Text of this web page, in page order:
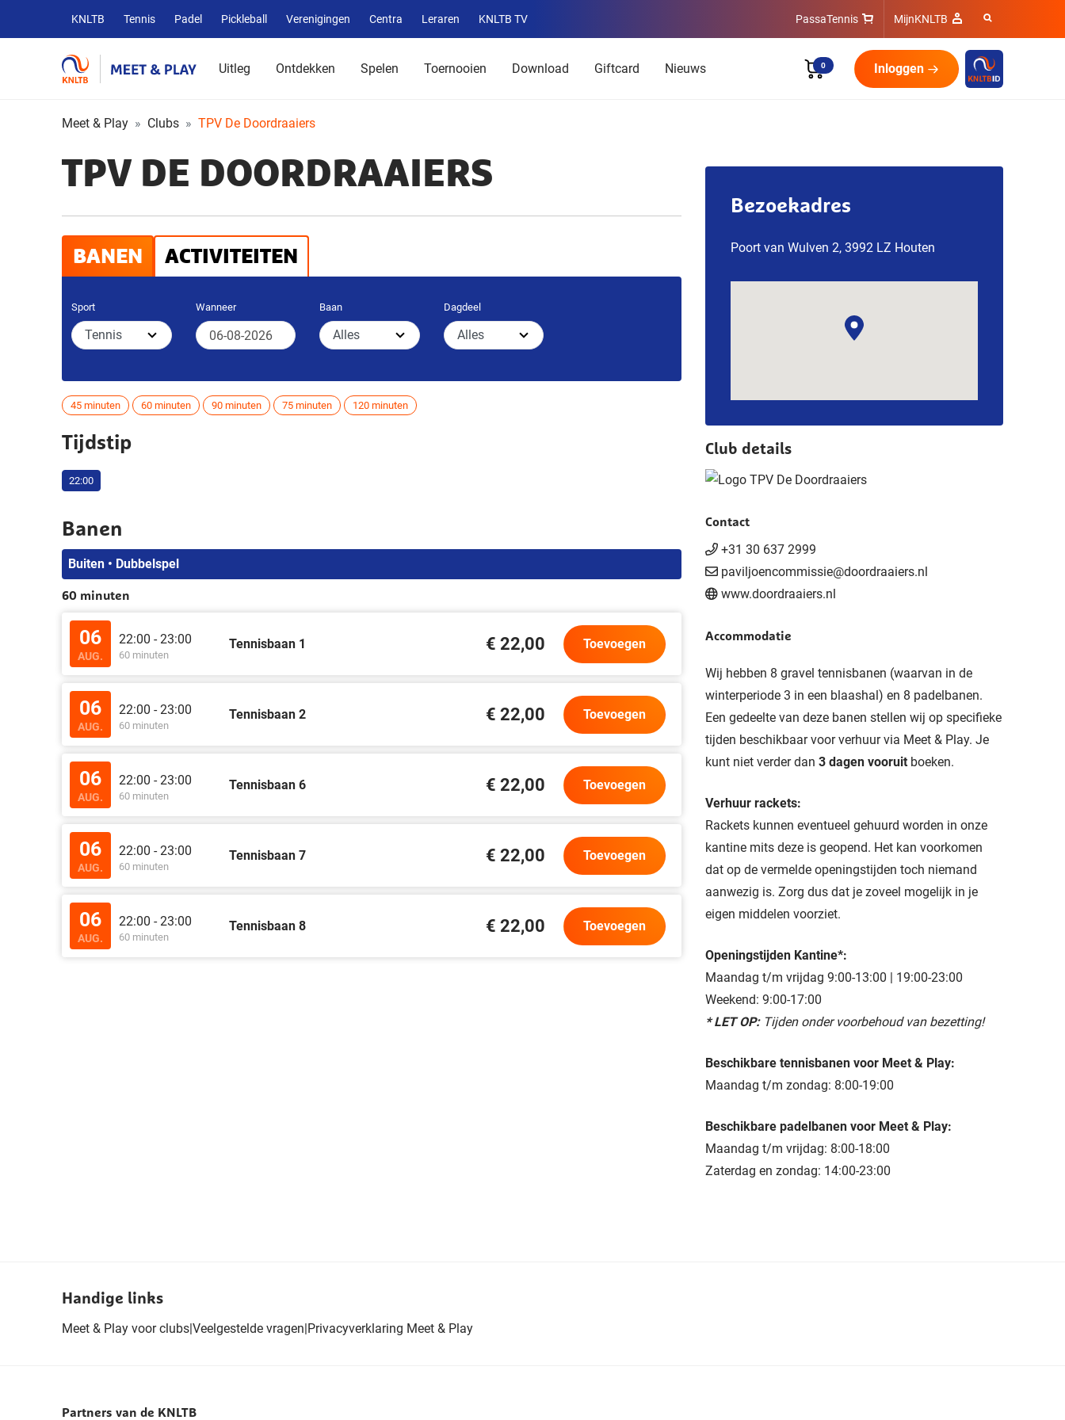
Overige
KNLTB
websites
KNLTB Tennis Padel Pickleball Verenigingen Centra Leraren KNLTB TV
Service
menu
PassaTennis MijnKNLTB
Uitleg Ontdekken Spelen Toernooien Download Giftcard Nieuws 0 Inloggen
Meet & Play Clubs TPV De Doordraaiers
TPV DE DOORDRAAIERS
BANEN ACTIVITEITEN
Sport Wanneer Baan Dagdeel
45 minuten 60 minuten 90 minuten 75 minuten 120 minuten
Tijdstip
22:00
Banen
Buiten • Dubbelspel
60 minuten
06
AUG.
22:00 - 23:00
60 minuten
Tennisbaan 1 € 22,00 Toevoegen
06
AUG.
22:00 - 23:00
60 minuten
Tennisbaan 2 € 22,00 Toevoegen
06
AUG.
22:00 - 23:00
60 minuten
Tennisbaan 6 € 22,00 Toevoegen
06
AUG.
22:00 - 23:00
60 minuten
Tennisbaan 7 € 22,00 Toevoegen
06
AUG.
22:00 - 23:00
60 minuten
Tennisbaan 8 € 22,00 Toevoegen
Bezoekadres
Poort van Wulven 2, 3992 LZ Houten
Club details
Contact
+31 30 637 2999
paviljoencommissie@doordraaiers.nl
www.doordraaiers.nl
Accommodatie
Wij hebben 8 gravel tennisbanen (waarvan in de
winterperiode 3 in een blaashal) en 8 padelbanen.
Een gedeelte van deze banen stellen wij op specifieke
tijden beschikbaar voor verhuur via Meet & Play. Je
kunt niet verder dan 3 dagen vooruit boeken.
Verhuur rackets:
Rackets kunnen eventueel gehuurd worden in onze
kantine mits deze is geopend. Het kan voorkomen
dat op de vermelde openingstijden toch niemand
aanwezig is. Zorg dus dat je zoveel mogelijk in je
eigen middelen voorziet.
Openingstijden Kantine*:
Maandag t/m vrijdag 9:00-13:00 | 19:00-23:00
Weekend: 9:00-17:00
* LET OP:Tijden onder voorbehoud van bezetting!
Beschikbare tennisbanen voor Meet & Play:
Maandag t/m zondag: 8:00-19:00
Beschikbare padelbanen voor Meet & Play:
Maandag t/m vrijdag: 8:00-18:00
Zaterdag en zondag: 14:00-23:00
Handige links
Meet & Play voor clubs|Veelgestelde vragen|Privacyverklaring Meet & Play
Partners van de KNLTB